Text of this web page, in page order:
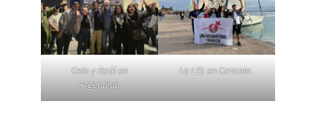
Cele y Raúlen
Argentina.
La LIS en Catania.